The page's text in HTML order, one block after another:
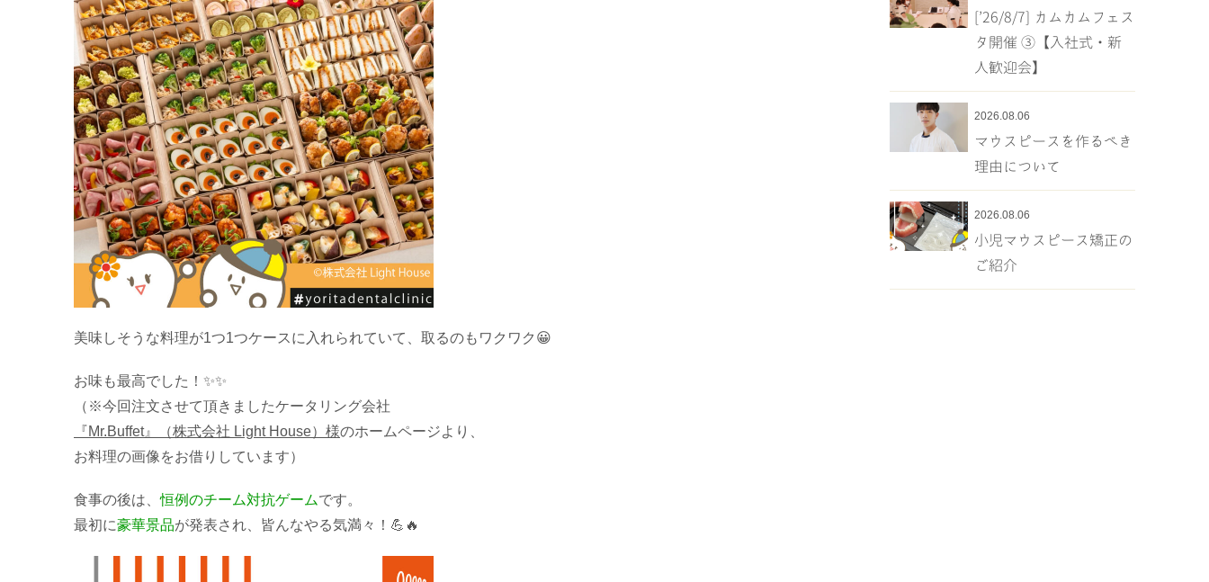
美味しそうな料理が1つ1つケースに入れられていて、取るのもワクワク😀
お味も最高でした！✨✨
（※今回注文させて頂きましたケータリング会社
『Mr.Buffet』（株式会社 Light House）様のホームページより、
お料理の画像をお借りしています）
食事の後は、恒例のチーム対抗ゲームです。
最初に豪華景品が発表され、皆んなやる気満々！💪🔥
[’26/8/7] カムカムフェス
タ開催 ③【入社式・新
人歓迎会】
2026.08.06
マウスピースを作るべき
理由について
2026.08.06
小児マウスピース矯正の
ご紹介